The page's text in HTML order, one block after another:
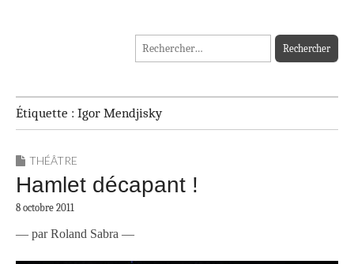
MADININ'ART
Rechercher :
Étiquette : Igor Mendjisky
THÉÂTRE
Hamlet décapant !
8 octobre 2011
— par Roland Sabra —